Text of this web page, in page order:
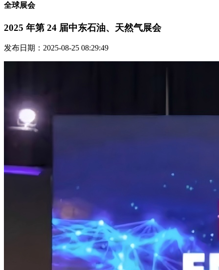
全球展会
2025 年第 24 届中东石油、天然气展会
发布日期：2025-08-25 08:29:49